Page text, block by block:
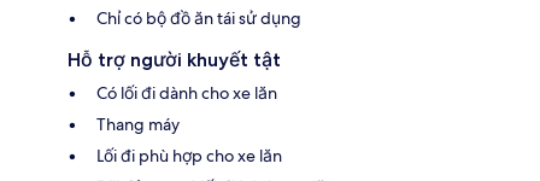
Chỉ có bộ đồ ăn tái sử dụng
Hỗ trợ người khuyết tật
Có lối đi dành cho xe lăn
Thang máy
Lối đi phù hợp cho xe lăn